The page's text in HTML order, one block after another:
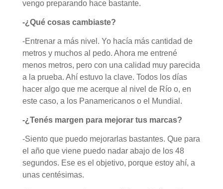
vengo preparando hace bastante.
-¿Qué cosas cambiaste?
-Entrenar a más nivel. Yo hacía más cantidad de
metros y muchos al pedo. Ahora me entrené
menos metros, pero con una calidad muy parecida
a la prueba. Ahí estuvo la clave. Todos los días
hacer algo que me acerque al nivel de Río o, en
este caso, a los Panamericanos o el Mundial.
-¿Tenés margen para mejorar tus marcas?
-Siento que puedo mejorarlas bastantes. Que para
el año que viene puedo nadar abajo de los 48
segundos. Ese es el objetivo, porque estoy ahí, a
unas centésimas.